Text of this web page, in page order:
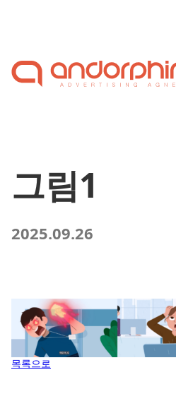
그림1
2025.09.26
목록으로